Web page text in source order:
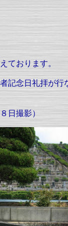
ております。
記念日礼拝が行
日撮影）